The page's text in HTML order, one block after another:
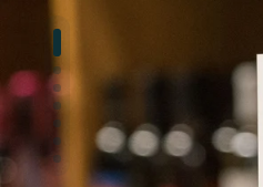
Zeige Folie 1
Zeige Folie 2
Zeige Folie 3
Zeige Folie 4
Zeige Folie 5
Zeige Folie 6
Zeige Folie 7